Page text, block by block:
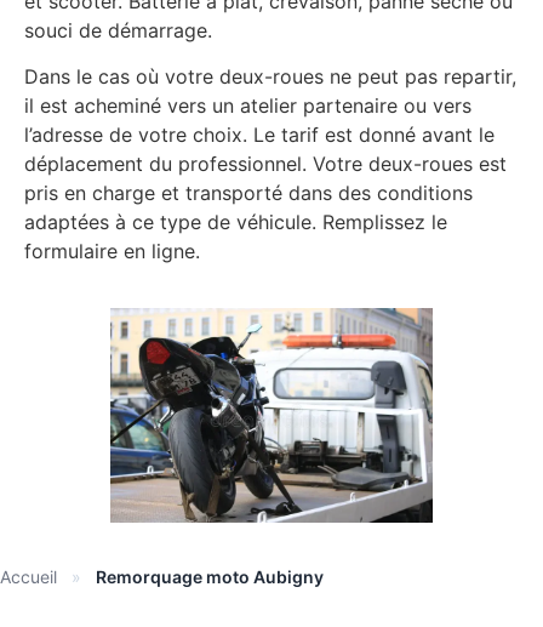
souci de démarrage.
Dans le cas où votre deux-roues ne peut pas repartir,
il est acheminé vers un atelier partenaire ou vers
l’adresse de votre choix. Le tarif est donné avant le
déplacement du professionnel. Votre deux-roues est
pris en charge et transporté dans des conditions
adaptées à ce type de véhicule. Remplissez le
formulaire en ligne.
Accueil » Remorquage moto Aubigny